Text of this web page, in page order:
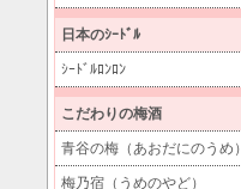
日本のｼｰﾄﾞﾙ
ｼｰﾄﾞﾙﾛﾝﾛﾝ
こだわりの梅酒
青谷の梅（あおだにのうめ）
梅乃宿（うめのやど）